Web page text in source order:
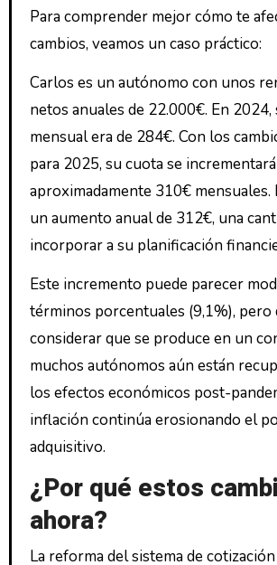
Para comprender mejor cómo te
cambios, veamos un caso práctico:
Carlos es un autónomo con unos
netos anuales de 22.000€. En 2024,
mensual era de 284€. Con los
para 2025, su cuota se
aproximadamente 310€ mensuales.
un aumento anual de 312€, una
incorporar a su planificación
Este incremento puede parecer
términos porcentuales (9,1%), pero
considerar que se produce en un
muchos autónomos aún están
los efectos económicos post-
inflación continúa erosionando el
adquisitivo.
¿Por qué estos
ahora?
La reforma del sistema de